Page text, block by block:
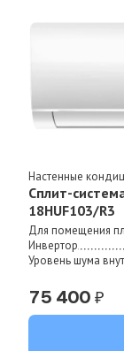
Настенные
Сплит-
18HUF103/R3
Для помещения
Инвертор
Уровень шума
75 400 ₽